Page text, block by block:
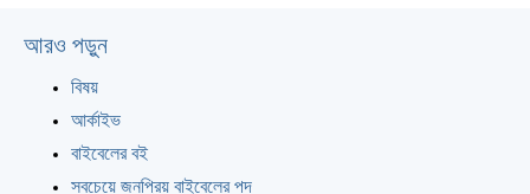
আরও পড়ুন
বিষয়
আর্কাইভ
বাইবেলের বই
সবচেয়ে জনপ্রিয় বাইবেলের পদ